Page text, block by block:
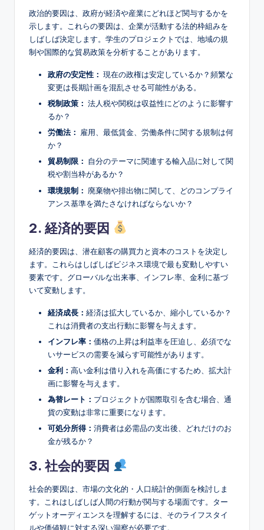
政治的要因は、政府が経済や産業にどれほど関与するかを
示します。これらの要因は、企業が活動する法的枠組みを
しばしば決定します。学生のプロジェクトでは、地域の規
制や国際的な貿易政策を分析することがあります。
政府の安定性： 現在の政権は安定しているか？頻繁な
変更は長期計画を混乱させる可能性がある。
税制政策： 法人税や関税は収益性にどのように影響す
るか？
労働法： 雇用、最低賃金、労働条件に関する規制は何
か？
貿易制限： 自分のテーマに関連する輸入品に対して関
税や割当枠があるか？
環境規制： 廃棄物や排出物に関して、どのコンプライ
アンス基準を満たさなければならないか？
2. 経済的要因
経済的要因は、潜在顧客の購買力と資本のコストを決定し
ます。これらはしばしばビジネス環境で最も変動しやすい
要素です。グローバルな出来事、インフレ率、金利に基づ
いて変動します。
経済成長： 経済は拡大しているか、縮小しているか？
これは消費者の支出行動に影響を与えます。
インフレ率： 価格の上昇は利益率を圧迫し、必須でな
いサービスの需要を減らす可能性があります。
金利： 高い金利は借り入れを高価にするため、拡大計
画に影響を与えます。
為替レート： プロジェクトが国際取引を含む場合、通
貨の変動は非常に重要になります。
可処分所得： 消費者は必需品の支出後、どれだけのお
金が残るか？
3. 社会的要因
社会的要因は、市場の文化的・人口統計的側面を検討しま
す。これはしばしば人間の行動が関与する場面です。ター
ゲットオーディエンスを理解するには、そのライフスタイ
ルや価値観に対する深い洞察が必要です。